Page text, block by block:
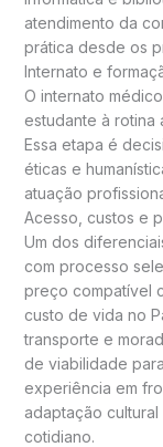
atendimento da
prática desde os
Internato e
O internato
estudante à rotina
Essa etapa é
éticas e
atuação
Acesso, custos e
Um dos
com processo
preço compatível
custo de vida no
transporte e
de viabilidade
experiência em
adaptação
cotidiano.